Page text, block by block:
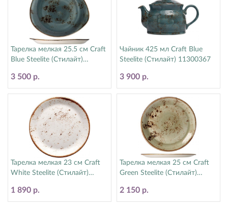
Тарелка мелкая 25.5 см Craft
Blue Steelite (Стилайт)
3 500 р.
Чайник 425 мл Craft Blue
Steelite (Стилайт) 11300367
3 900 р.
Тарелка мелкая 23 см Craft
White Steelite (Стилайт)
1 890 р.
Тарелка мелкая 25 см Craft
Green Steelite (Стилайт)
2 150 р.